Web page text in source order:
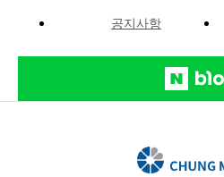
공지사항